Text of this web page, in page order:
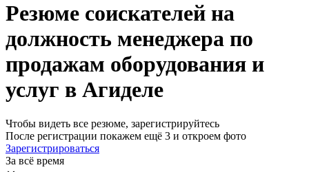
Резюме соискателей на
должность менеджера по
продажам оборудования и
услуг в Агиделе
Чтобы видеть все резюме, зарегистрируйтесь
После регистрации покажем ещё 3 и откроем фото
Зарегистрироваться
За всё время